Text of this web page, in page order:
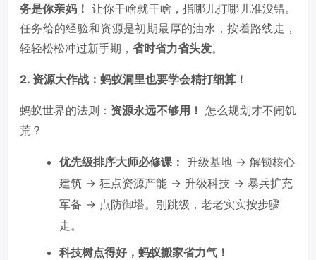
务是你亲妈！ 让你干啥就干啥，指哪儿打哪儿准没错。
任务给的经验和资源是初期最厚的油水，按着路线走，
轻轻松松冲过新手期， 省时省力省头发。
2. 资源大作战：蚂蚁洞里也要学会精打细算！
蚂蚁世界的法则： 资源永远不够用！ 怎么规划才不闹饥
荒？
优先级排序大师必修课： 升级基地 → 解锁核心
建筑 → 狂点资源产能 → 升级科技 → 暴兵扩充
军备 → 点防御塔。别跳级，老老实实按步骤
走。
科技树点得好，蚂蚁搬家省力气！